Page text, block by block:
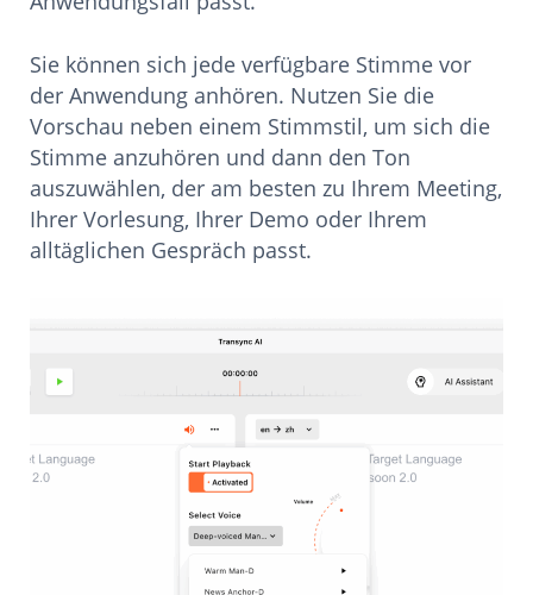
Sie können sich jede verfügbare Stimme vor
der Anwendung anhören. Nutzen Sie die
Vorschau neben einem Stimmstil, um sich die
Stimme anzuhören und dann den Ton
auszuwählen, der am besten zu Ihrem Meeting,
Ihrer Vorlesung, Ihrer Demo oder Ihrem
alltäglichen Gespräch passt.